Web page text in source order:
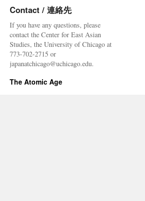
Contact / 連絡先
If you have any questions, please
contact the Center for East Asian
Studies, the University of Chicago at
773-702-2715 or
japanatchicago@uchicago.edu.
The Atomic Age